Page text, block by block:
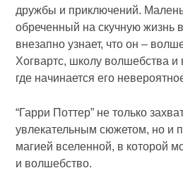
дружбы и приключений.
обреченный на скучную жизнь
внезапно узнает, что он –
Хогвартс, школу волшебства и
где начинается его
“Гарри Поттер” не только
увлекательным сюжетом, но и
магией вселенной, в которой
и волшебство.